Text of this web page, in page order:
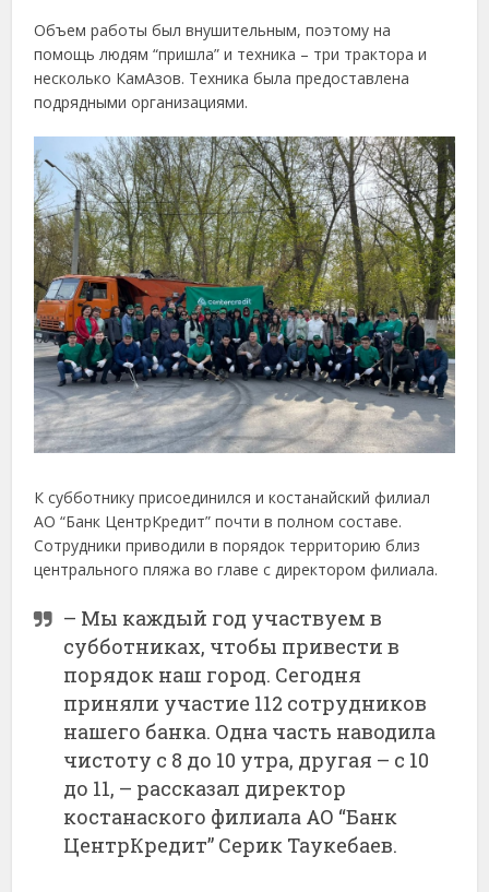
Объем работы был внушительным, поэтому на
помощь людям “пришла” и техника – три трактора и
несколько КамАзов. Техника была предоставлена
подрядными организациями.
К субботнику присоединился и костанайский филиал
АО “Банк ЦентрКредит” почти в полном составе.
Сотрудники приводили в порядок территорию близ
центрального пляжа во главе с директором филиала.
– Мы каждый год участвуем в
субботниках, чтобы привести в
порядок наш город. Сегодня
приняли участие 112 сотрудников
нашего банка. Одна часть наводила
чистоту с 8 до 10 утра, другая – с 10
до 11, – рассказал директор
костанаского филиала АО “Банк
ЦентрКредит” Серик Таукебаев.